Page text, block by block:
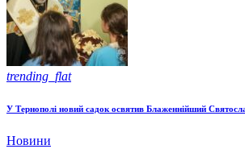
trending_flat
У Тернополі новий садок освятив Блаженнійший
Новини